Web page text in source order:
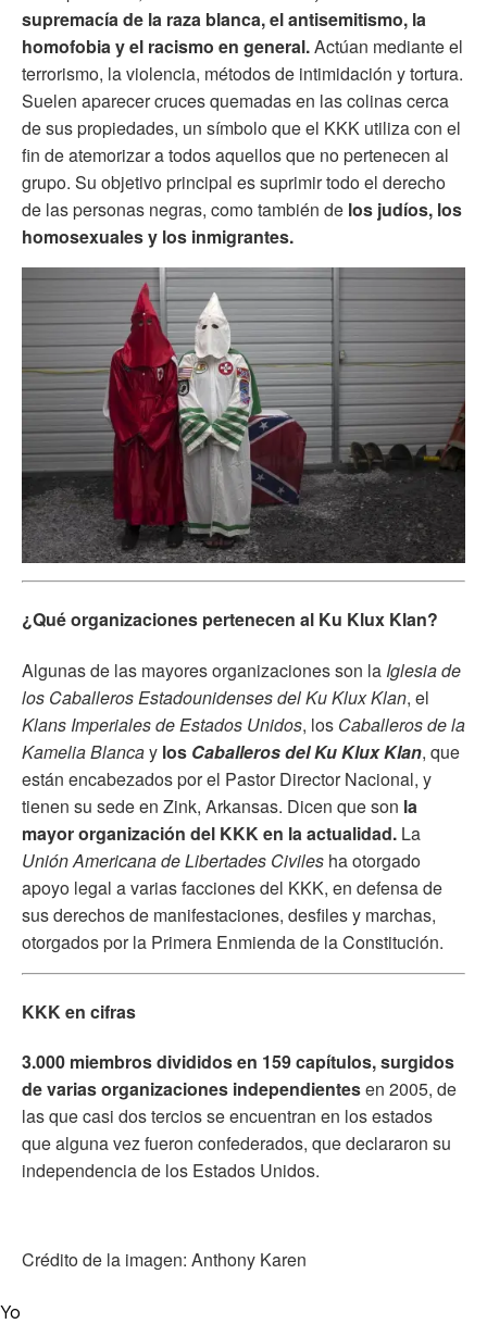
supremacía de la raza blanca, el antisemitismo, la
homofobia y el racismo en general.Actúan mediante el
terrorismo, la violencia, métodos de intimidación y tortura.
Suelen aparecer cruces quemadas en las colinas cerca
de sus propiedades, un símbolo que el KKK utiliza con el
fin de atemorizar a todos aquellos que no pertenecen al
grupo. Su objetivo principal es suprimir todo el derecho
de las personas negras, como también de los judíos, los
homosexuales y los inmigrantes.
¿Qué organizaciones pertenecen al Ku Klux Klan?
Algunas de las mayores organizaciones son la Iglesia de
los Caballeros Estadounidenses del Ku Klux Klan, el
Klans Imperiales de Estados Unidos, los Caballeros de la
Kamelia Blancay los Caballeros del Ku Klux Klan, que
están encabezados por el Pastor Director Nacional, y
tienen su sede en Zink, Arkansas. Dicen que son la
mayor organización del KKK en la actualidad. La
Unión Americana de Libertades Civiles ha otorgado
apoyo legal a varias facciones del KKK, en defensa de
sus derechos de manifestaciones, desfiles y marchas,
otorgados por la Primera Enmienda de la Constitución.
KKK en cifras
3.000 miembros divididos en 159 capítulos, surgidos
de varias organizaciones independientesen 2005, de
las que casi dos tercios se encuentran en los estados
que alguna vez fueron confederados, que declararon su
independencia de los Estados Unidos.
Crédito de la imagen: Anthony Karen
Yo